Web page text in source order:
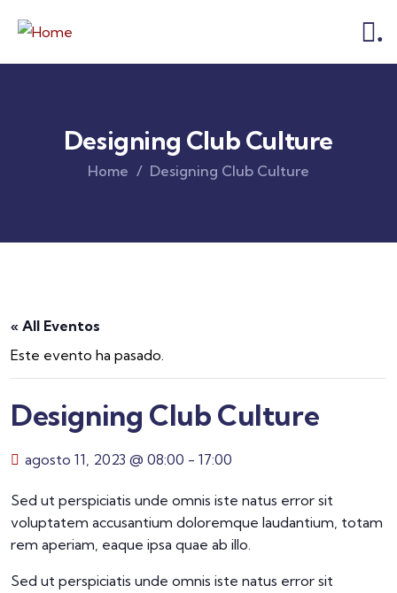
.
Designing Club Culture
Home Designing Club Culture
« All Eventos
Este evento ha pasado.
Designing Club Culture
agosto 11, 2023 @ 08:00 - 17:00
Sed ut perspiciatis unde omnis iste natus error sit
voluptatem accusantium doloremque laudantium, totam
rem aperiam, eaque ipsa quae ab illo.
Sed ut perspiciatis unde omnis iste natus error sit